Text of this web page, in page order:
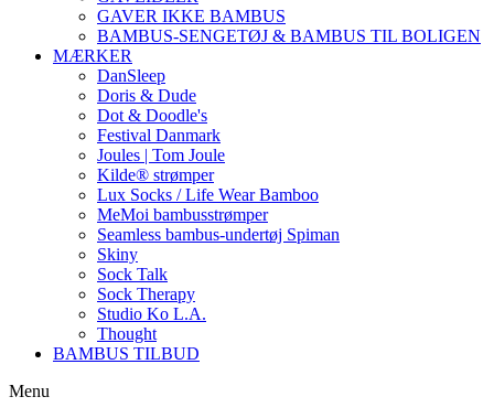
GAVER IKKE BAMBUS
BAMBUS-SENGETØJ & BAMBUS TIL BOLIGEN
MÆRKER
DanSleep
Doris & Dude
Dot & Doodle's
Festival Danmark
Joules | Tom Joule
Kilde® strømper
Lux Socks / Life Wear Bamboo
MeMoi bambusstrømper
Seamless bambus-undertøj Spiman
Skiny
Sock Talk
Sock Therapy
Studio Ko L.A.
Thought
BAMBUS TILBUD
Menu